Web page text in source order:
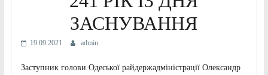
ЗАСНУВАННЯ
19.09.2021 admin
Заступник голови Одеської райдержадміністрації Олександр